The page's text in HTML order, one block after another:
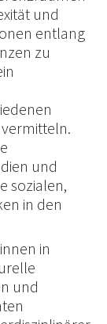
und
entlang
zu
und
sozialen,
in den
in
und